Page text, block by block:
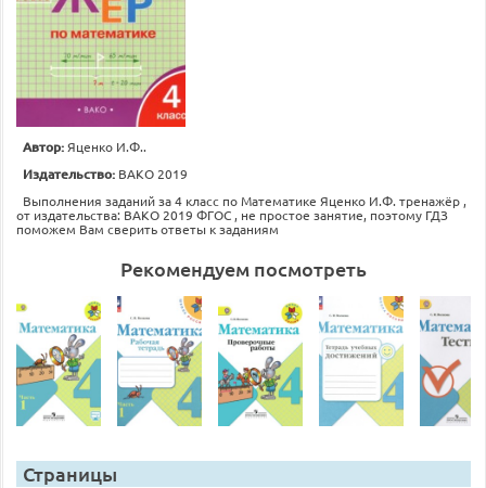
Автор:Яценко И.Ф..
Издательство: ВАКО 2019
Выполнения заданий за 4 класс по Математике Яценко И.Ф. тренажёр ,
от издательства: ВАКО 2019 ФГОС , не простое занятие, поэтому ГДЗ
поможем Вам сверить ответы к заданиям
Рекомендуем посмотреть
Страницы